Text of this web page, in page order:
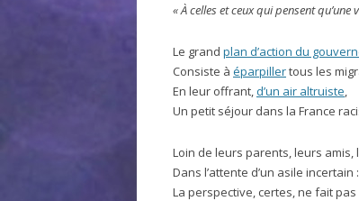
« À celles et ceux qui pensent
Le grand plan d’action du
Consiste à éparpillertous les
En leur offrant, d’un air altruiste
Un petit séjour dans la France
Loin de leurs parents, leurs amis,
Dans l’attente d’un asile incertain :
La perspective, certes, ne fait